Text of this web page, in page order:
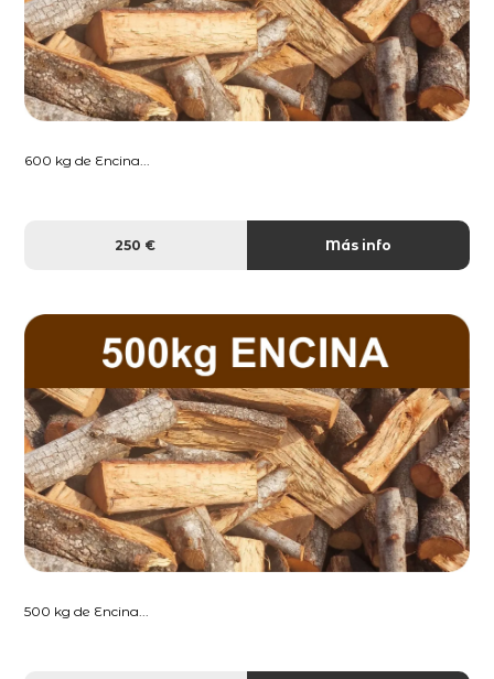
600 kg de Encina...
250 € Más info
500 kg de Encina...